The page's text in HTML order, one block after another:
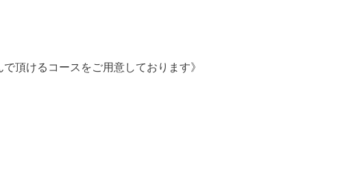
頂けるコースをご用意しております》